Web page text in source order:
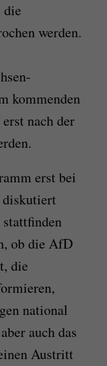
die
werden.
kommenden
nach der
erst bei
diskutiert
stattfinden
ob die AfD
die
national
auch das
Austritt